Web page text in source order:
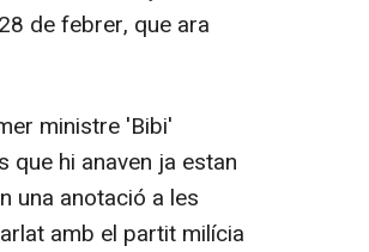
de febrer, que ara
ministre 'Bibi'
que hi anaven ja estan
una anotació a les
amb el partit milícia